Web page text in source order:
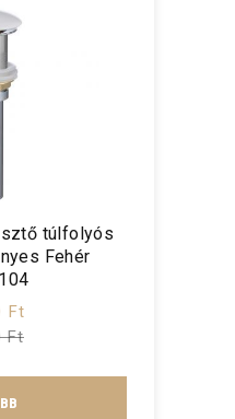
túlfolyós
Fehér
Ft
Ft